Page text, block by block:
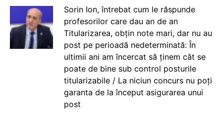
Sorin Ion, întrebat cum le răspunde
profesorilor care dau an de an
Titularizarea, obțin note mari, dar nu au
post pe perioadă nedeterminată: În
ultimii ani am încercat să ținem cât se
poate de bine sub control posturile
titularizabile / La niciun concurs nu poți
garanta de la început asigurarea unui
post